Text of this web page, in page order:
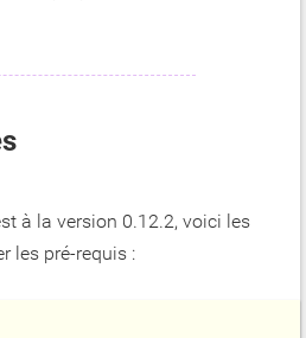
à la version 0.12.2, voici les
les pré-requis :